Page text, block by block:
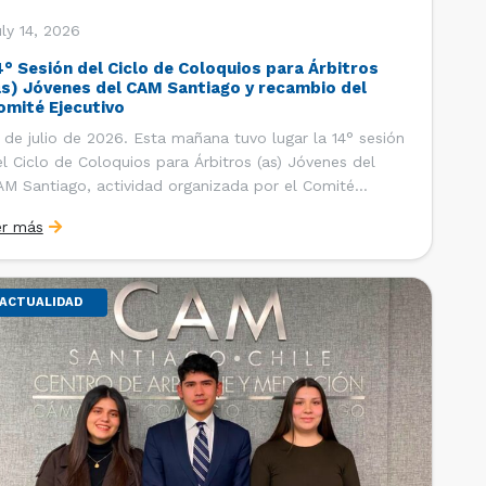
14, 2026
Sesión del Ciclo de Coloquios para Árbitros
Jóvenes del CAM Santiago y recambio del
Ejecutivo
de julio de 2026. Esta mañana tuvo lugar la 14° sesión
Ciclo de Coloquios para Árbitros (as) Jóvenes del
Santiago, actividad organizada por el Comité
y Relaciones Internacionales del Centro, con la
de que los integrantes […]
más
ACTUALIDAD